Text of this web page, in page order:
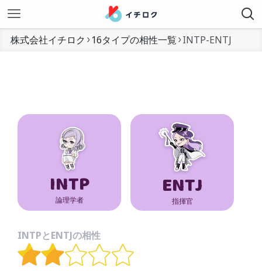
株式会社イチロク 16タイプの相性一覧 INTP-ENTJ
INTP
論理学者 ENTJ
指揮官
INTPとENTJの相性